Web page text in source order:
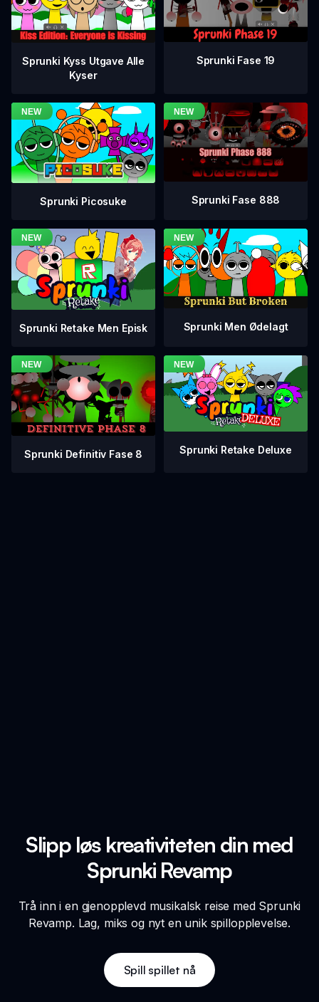
Sprunki Kyss Utgave Alle
Kyser
Sprunki Fase 19
Sprunki Picosuke Sprunki Fase 888
Sprunki Retake Men Episk Sprunki Men Ødelagt
Sprunki Definitiv Fase 8 Sprunki Retake Deluxe
Slipp løs kreativiteten din med
Sprunki Revamp
Trå inn i en gjenopplevd musikalsk reise med Sprunki
Revamp. Lag, miks og nyt en unik spillopplevelse.
Spill spillet nå